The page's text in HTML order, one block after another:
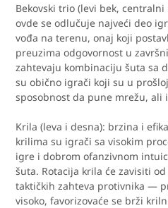
Bekovski trio (levi bek,
ovde se odlučuje najveći deo
vođa na terenu, onaj koji
preuzima odgovornost u
zahtevaju kombinaciju šuta sa
su obično igrači koji su u
sposobnost da pune mrežu,
Krila (leva i desna): brzina i
krilima su igrači sa visokim
igre i dobrom ofanzivnom
šuta. Rotacija krila će zavisiti
taktičkih zahteva protivnika —
visoko, favorizovaće se brži